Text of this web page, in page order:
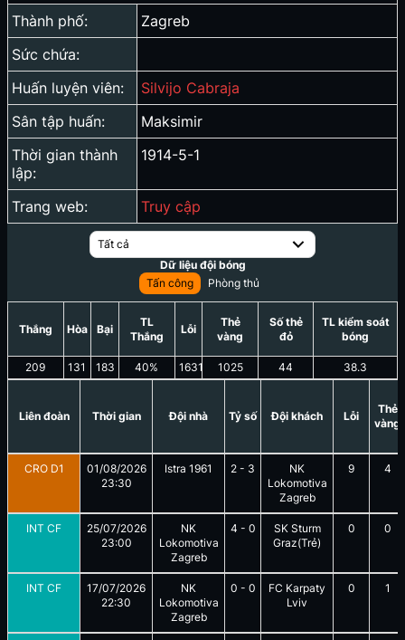
Thành phố:
Zagreb
Sức chứa:
Huấn luyện viên:
Silvijo Cabraja
Sân tập huấn:
Maksimir
Thời gian thành
lập:
1914-5-1
Trang web: Truy cập
Tất cả
Dữ liệu đội bóng
Tấn công
Phòng thủ
Thắng
209
Hòa
131
Bại
183
TL
Thắng
40%
Lỗi
1631
Thẻ
vàng
1025
Số thẻ
đỏ
44
TL kiểm soát
bóng
38.3
Liên đoàn Thời gian Đội nhà Tỷ số Đội khách Lỗi
Thẻ
vàng
CRO D1
01/08/2026
23:30
Istra 1961 2 - 3
NK
Lokomotiva
Zagreb
9 4
INT CF
25/07/2026
23:00
NK
Lokomotiva
Zagreb
4 - 0
SK Sturm
Graz(Trẻ)
0 0
INT CF
17/07/2026
22:30
NK
Lokomotiva
Zagreb
0 - 0
FC Karpaty
Lviv
0 1